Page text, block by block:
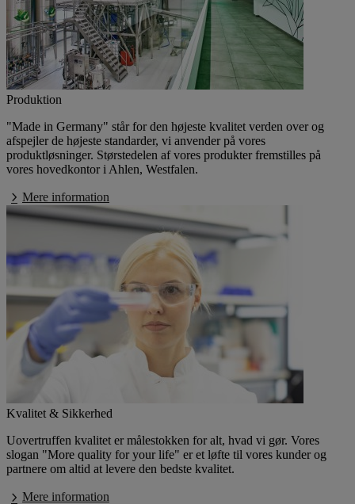
Produktion
"Made in Germany" står for den højeste kvalitet verden over og
afspejler de højeste standarder, vi anvender på vores
produktløsninger. Størstedelen af vores produkter fremstilles på
vores hovedkontor i Ahlen, Westfalen.
Mere information
Kvalitet & Sikkerhed
Uovertruffen kvalitet er målestokken for alt, hvad vi gør. Vores
slogan "More quality for your life" er et løfte til vores kunder og
partnere om altid at levere den bedste kvalitet.
Mere information